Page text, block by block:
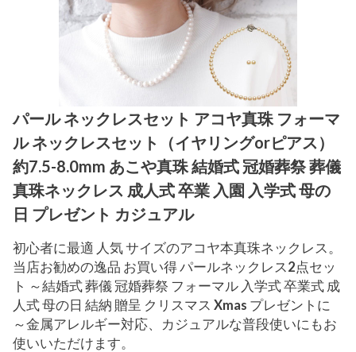
パール ネックレスセット アコヤ真珠 フォーマ
ル ネックレスセット（イヤリングorピアス）
約7.5-8.0mm あこや真珠 結婚式 冠婚葬祭 葬儀
真珠ネックレス 成人式 卒業 入園 入学式 母の
日 プレゼント カジュアル
初心者に最適 人気 サイズのアコヤ本真珠ネックレス。
当店お勧めの逸品 お買い得 パールネックレス2点セッ
ト ～結婚式 葬儀 冠婚葬祭 フォーマル 入学式 卒業式 成
人式 母の日 結納 贈呈 クリスマス Xmas プレゼントに
～金属アレルギー対応、カジュアルな普段使いにもお
使いいただけます。